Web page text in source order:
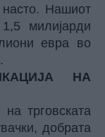
Нашиот
милијарди
евра во
НА
трговската
добрата